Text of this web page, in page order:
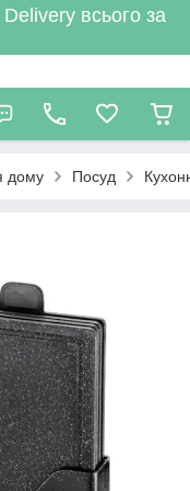
всього за
дому Посуд